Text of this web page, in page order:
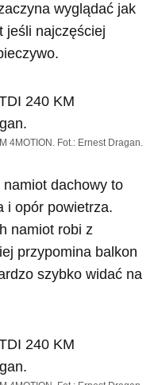
wyglądać jak
jeśli najczęściej
4MOTION. Fot.: Ernest Dragan.
dachowy to
i opór powietrza.
namiot robi z
przypomina balkon
szybko widać na